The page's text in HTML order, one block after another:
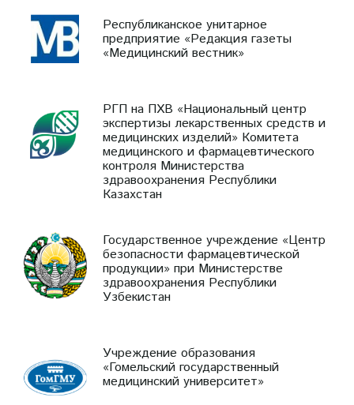
Республиканское унитарное
предприятие «Редакция газеты
«Медицинский вестник»
РГП на ПХВ «Национальный центр
экспертизы лекарственных средств и
медицинских изделий» Комитета
медицинского и фармацевтического
контроля Министерства
здравоохранения Республики
Казахстан
Государственное учреждение «Центр
безопасности фармацевтической
продукции» при Министерстве
здравоохранения Республики
Узбекистан
Учреждение образования
«Гомельский государственный
медицинский университет»